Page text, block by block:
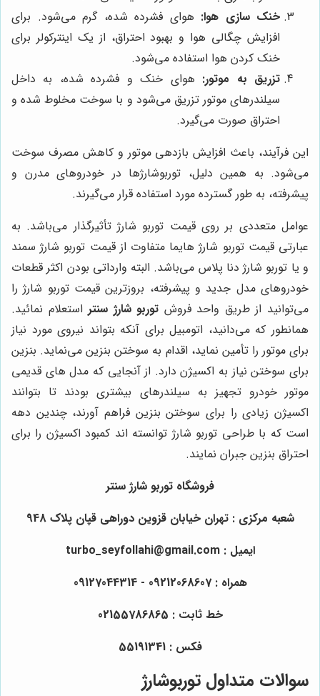
خنک سازی هوا: هوای فشرده شده، گرم می‌شود. برای
افزایش چگالی هوا و بهبود احتراق، از یک اینترکولر برای
خنک کردن هوا استفاده می‌شود.
تزریق به موتور: هوای خنک و فشرده شده، به داخل
سیلندرهای موتور تزریق می‌شود و با سوخت مخلوط شده و
احتراق صورت می‌گیرد.
این فرآیند، باعث افزایش بازدهی موتور و کاهش مصرف سوخت
می‌شود. به همین دلیل، توربوشارژها در خودروهای مدرن و
پیشرفته، به طور گسترده مورد استفاده قرار می‌گیرند.
عوامل متعددی بر روی قیمت توربو شارژ تأثیرگذار می‌باشد. به
عبارتی قیمت توربو شارژ هایما متفاوت از قیمت توربو شارژ سمند
و یا توربو شارژ دنا پلاس می‌باشد. البته وارداتی بودن اکثر قطعات
خودروهای مدل جدید و پیشرفته، بروزترین قیمت توربو شارژ را
می‌توانید از طریق واحد فروش توربو شارژ سنتر استعلام نمائید.
همانطور که می‌دانید، اتومبیل برای آنکه بتواند نیروی مورد نیاز
برای موتور را تأمین نماید، اقدام به سوختن بنزین می‌نماید. بنزین
برای سوختن نیاز به اکسیژن دارد. از آنجایی که مدل های قدیمی
موتور خودرو تجهیز به سیلندرهای بیشتری بودند تا بتوانند
اکسیژن زیادی را برای سوختن بنزین فراهم آورند، چندین دهه
است که با طراحی توربو شارژ توانسته اند کمبود اکسیژن را برای
احتراق بنزین جبران نمایند.
فروشگاه توربو شارژ سنتر
شعبه مرکزی : تهران خیابان قزوین دوراهی قپان پلاک 948
ایمیل : turbo_seyfollahi@gmail.com
همراه :09212068607
- 09127044314
خط ثابت : 02155786865
فکس : 55191341
سوالات متداول توربوشارژ